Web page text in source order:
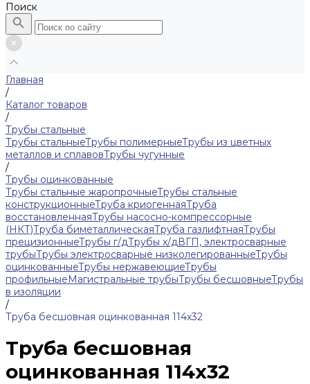
Поиск
Главная
/
Каталог товаров
/
Трубы стальные
Трубы стальныеТрубы полимерныеТрубы из цветных
металлов и сплавовТрубы чугунные
/
Трубы оцинкованные
Трубы стальные жаропрочныеТрубы стальные
конструкционныеТруба криогеннаяТруба
восстановленнаяТрубы насосно-компрессорные
(НКТ)Труба биметаллическаяТруба газлифтнаяТрубы
прецизионныеТрубы г/дТрубы х/дВГП, электросварные
трубыТрубы электросварные низколегированныеТрубы
оцинкованныеТрубы нержавеющиеТрубы
профильныеМагистральные трубыТрубы бесшовныеТрубы
в изоляции
/
Труба бесшовная оцинкованная 114х32
Труба бесшовная
оцинкованная 114х32